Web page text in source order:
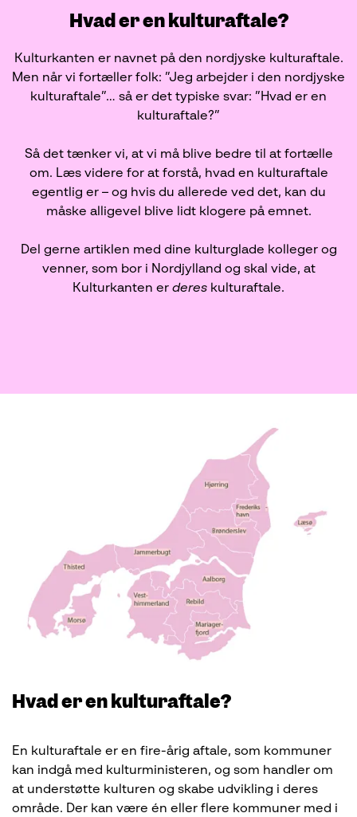
Hvad er en kulturaftale?
Kulturkanten er navnet på den nordjyske kulturaftale.
Men når vi fortæller folk: ”Jeg arbejder i den nordjyske
kulturaftale”… så er det typiske svar: ”Hvad er en
kulturaftale?”
Så det tænker vi, at vi må blive bedre til at fortælle
om. Læs videre for at forstå, hvad en kulturaftale
egentlig er – og hvis du allerede ved det, kan du
måske alligevel blive lidt klogere på emnet.
Del gerne artiklen med dine kulturglade kolleger og
venner, som bor i Nordjylland og skal vide, at
Kulturkanten er deres kulturaftale.
Hvad er en kulturaftale?
En kulturaftale er en fire-årig aftale, som kommuner
kan indgå med kulturministeren, og som handler om
at understøtte kulturen og skabe udvikling i deres
område. Der kan være én eller flere kommuner med i